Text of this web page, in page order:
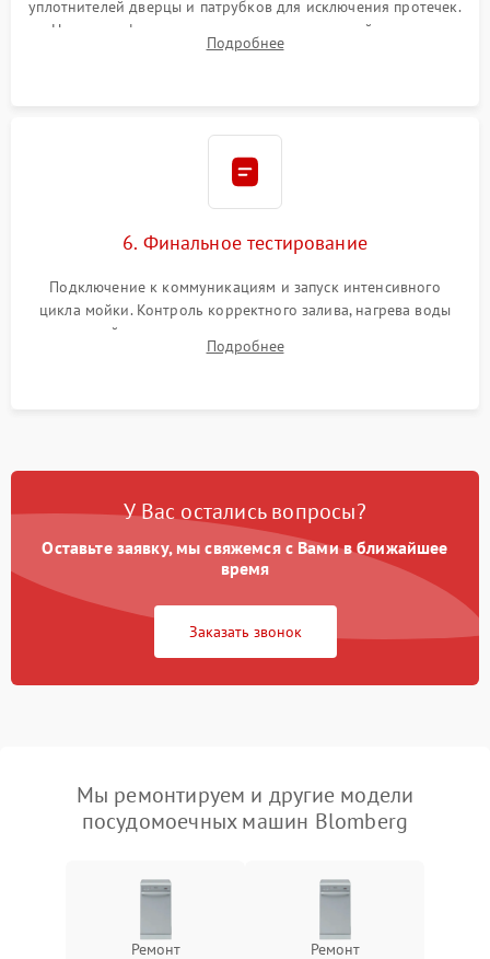
уплотнителей дверцы и патрубков для исключения протечек.
Надежная фиксация хомутов гидравлической системы,
сборка корпуса и установка датчика поплавка.
Подробнее
6. Финальное тестирование
Подключение к коммуникациям и запуск интенсивного
цикла мойки. Контроль корректного залива, нагрева воды
до нужной температуры, отсутствия посторонних шумов,
штатного слива и абсолютной сухости в поддоне.
Подробнее
У Вас остались вопросы?
Оставьте заявку, мы свяжемся с Вами в ближайшее
время
Заказать звонок
Мы ремонтируем и другие модели
посудомоечных машин Blomberg
Ремонт
Ремонт